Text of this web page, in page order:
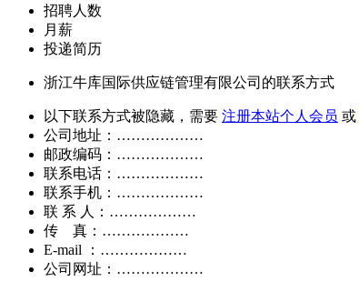
招聘人数
月薪
投递简历
浙江牛库国际供应链管理有限公司的联系方式
以下联系方式被隐藏，需要 注册本站个人会员 或
公司地址：………………
邮政编码：………………
联系电话：………………
联系手机：………………
联 系 人：………………
传 真：………………
E-mail ：………………
公司网址：………………